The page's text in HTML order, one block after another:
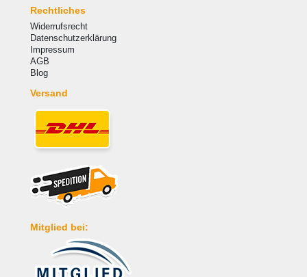
Rechtliches
Widerrufsrecht
Datenschutzerklärung
Impressum
AGB
Blog
Versand
Mitglied bei: